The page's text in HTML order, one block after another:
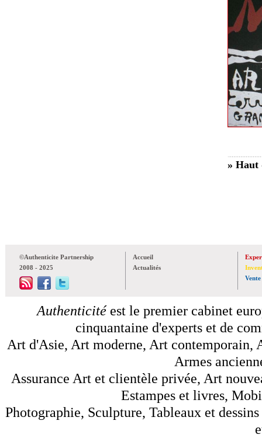
» Haut
©Authenticite Partnership
2008 - 2025
Accueil
Actualités
Vente
Authenticitéest le premier cabinet
cinquantaine d'experts et de
Art d'Asie, Art moderne, Art contemporain,
Armes
Assurance Art et clientèle privée, Art
Estampes et livres,
Photographie, Sculpture, Tableaux et